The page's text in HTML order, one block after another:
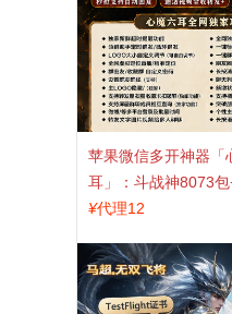
苹果微信多开神器「
耳」：斗战神8073包
认准拍拍卡激活码商城
¥代理12